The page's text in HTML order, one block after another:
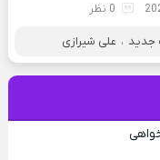
0 نظر
جدید ، علی شیرازی